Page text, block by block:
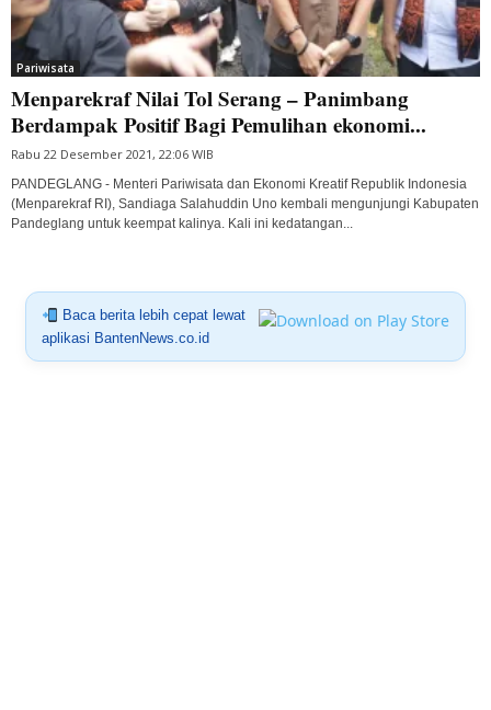
Pariwisata
Menparekraf Nilai Tol Serang – Panimbang
Berdampak Positif Bagi Pemulihan ekonomi...
Rabu 22 Desember 2021, 22:06 WIB
PANDEGLANG - Menteri Pariwisata dan Ekonomi Kreatif Republik Indonesia
(Menparekraf RI), Sandiaga Salahuddin Uno kembali mengunjungi Kabupaten
Pandeglang untuk keempat kalinya. Kali ini kedatangan...
Baca berita lebih cepat lewat
aplikasi BantenNews.co.id